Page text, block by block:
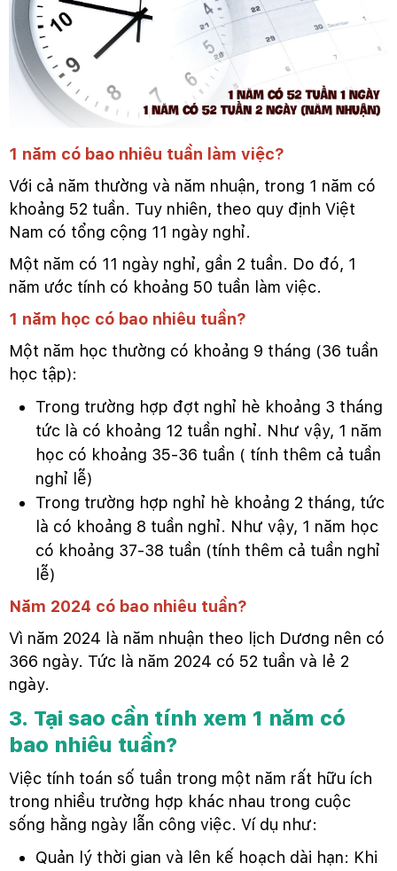
1 năm có bao nhiêu tuần làm việc?
Với cả năm thường và năm nhuận, trong 1 năm có
khoảng 52 tuần. Tuy nhiên, theo quy định Việt
Nam có tổng cộng 11 ngày nghỉ.
Một năm có 11 ngày nghỉ, gần 2 tuần. Do đó, 1
năm ước tính có khoảng 50 tuần làm việc.
1 năm học có bao nhiêu tuần?
Một năm học thường có khoảng 9 tháng (36 tuần
học tập):
Trong trường hợp đợt nghỉ hè khoảng 3 tháng
tức là có khoảng 12 tuần nghỉ. Như vậy, 1 năm
học có khoảng 35-36 tuần ( tính thêm cả tuần
nghỉ lễ)
Trong trường hợp nghỉ hè khoảng 2 tháng, tức
là có khoảng 8 tuần nghỉ. Như vậy, 1 năm học
có khoảng 37-38 tuần (tính thêm cả tuần nghỉ
lễ)
Năm 2024 có bao nhiêu tuần?
Vì năm 2024 là năm nhuận theo lịch Dương nên có
366 ngày. Tức là năm 2024 có 52 tuần và lẻ 2
ngày.
3. Tại sao cần tính xem 1 năm có
bao nhiêu tuần?
Việc tính toán số tuần trong một năm rất hữu ích
trong nhiều trường hợp khác nhau trong cuộc
sống hằng ngày lẫn công việc. Ví dụ như:
Quản lý thời gian và lên kế hoạch dài hạn: Khi